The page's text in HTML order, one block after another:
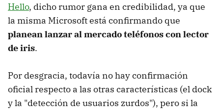
Hello, dicho rumor gana en credibilidad, ya que
la misma Microsoft está confirmando que
planean lanzar al mercado teléfonos con lector
de iris.
Por desgracia, todavía no hay confirmación
oficial respecto a las otras características (el dock
y la "detección de usuarios zurdos"), pero si la